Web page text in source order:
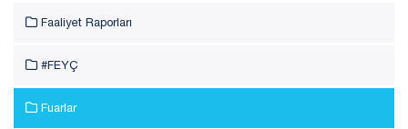
Faaliyet Raporları
#FEYÇ
Fuarlar